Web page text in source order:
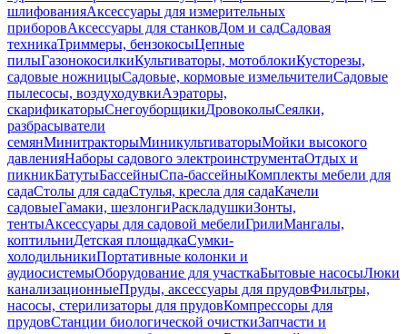
шлифованияАксессуары для измерительных
приборовАксессуары для станковДом и садСадовая
техникаТриммеры, бензокосыЦепные
пилыГазонокосилкиКультиваторы, мотоблокиКусторезы,
садовые ножницыСадовые, кормовые измельчителиСадовые
пылесосы, воздуходувкиАэраторы,
скарификаторыСнегоуборщикиДровоколыСеялки,
разбрасыватели
семянМинитракторыМиникультиваторыМойки высокого
давленияНаборы садового электроинструментаОтдых и
пикникБатутыБассейныСпа-бассейныКомплекты мебели для
садаСтолы для садаСтулья, кресла для садаКачели
садовыеГамаки, шезлонгиРаскладушкиЗонты,
тентыАксессуары для садовой мебелиГрилиМангалы,
коптильниДетская площадкаСумки-
холодильникиПортативные колонки и
аудиосистемыОборудование для участкаБытовые насосыЛюки
канализационныеПруды, аксессуары для прудовФильтры,
насосы, стерилизаторы для прудовКомпрессоры для
прудовСтанции биологической очисткиЗапчасти и